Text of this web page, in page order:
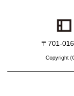
〒701-
Copyright